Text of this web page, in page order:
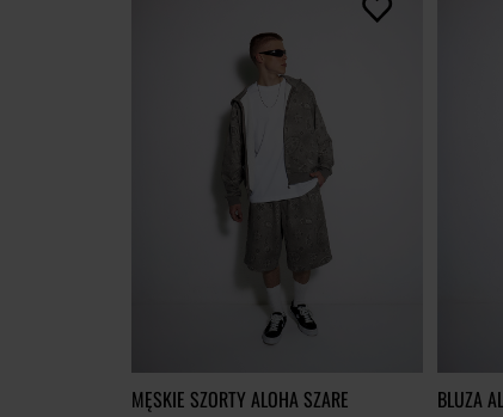
MĘSKIE SZORTY ALOHA SZARE
BLUZA